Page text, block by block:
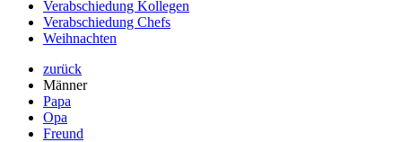
Verabschiedung Kollegen
Verabschiedung Chefs
Weihnachten
zurück
Männer
Papa
Opa
Freund